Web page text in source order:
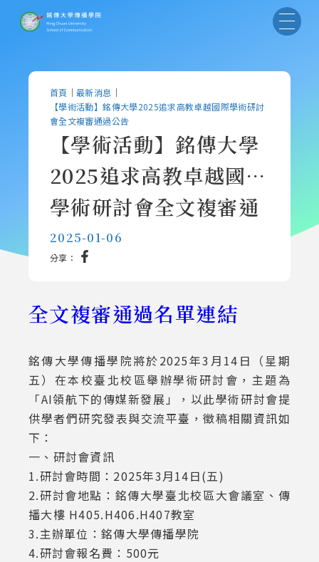
首頁 ｜最新消息 ｜
【學術活動】銘傳大學2025追求高教卓越國際學術研討
會全文複審通過公告
【學術活動】銘傳大學
2025追求高教卓越國際
學術研討會全文複審通
過公告
2025-01-06
分享：
全文複審通過名單連結
銘傳大學傳播學院將於2025年3月14日（星期
五）在本校臺北校區舉辦學術研討會，主題為
「AI領航下的傳媒新發展」，以此學術研討會提
供學者們研究發表與交流平臺，徵稿相關資訊如
下：
一、研討會資訊
1.研討會時間：2025年3月14日(五)
2.研討會地點：銘傳大學臺北校區大會議室、傳
播大樓 H405.H406.H407教室
3.主辦單位：銘傳大學傳播學院
4.研討會報名費：500元